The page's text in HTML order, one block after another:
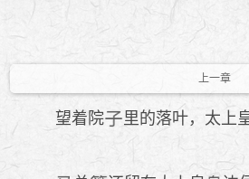
上一章
望着院 里的落叶，太上